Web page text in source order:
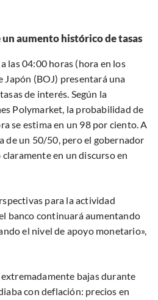
un aumento histórico de tasas
las 04:00 horas (hora en los
Japón (BOJ) presentará una
de interés. Según la
Polymarket, la probabilidad de
se estima en un 98 por ciento. A
de un 50/50, pero el gobernador
en un discurso en
para la actividad
banco continuará aumentando
el nivel de apoyo monetario»,
bajas durante
con deflación: precios en